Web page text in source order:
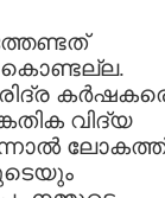
കൊണ്ടല്ല.
വിദ്യ
ലോകത്ത്‌